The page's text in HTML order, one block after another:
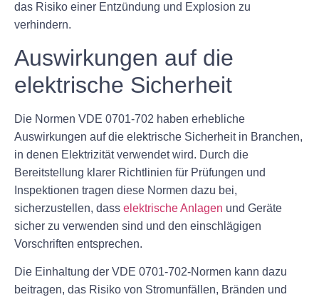
das Risiko einer Entzündung und Explosion zu
verhindern.
Auswirkungen auf die
elektrische Sicherheit
Die Normen VDE 0701-702 haben erhebliche
Auswirkungen auf die elektrische Sicherheit in Branchen,
in denen Elektrizität verwendet wird. Durch die
Bereitstellung klarer Richtlinien für Prüfungen und
Inspektionen tragen diese Normen dazu bei,
sicherzustellen, dass elektrische Anlagen und Geräte
sicher zu verwenden sind und den einschlägigen
Vorschriften entsprechen.
Die Einhaltung der VDE 0701-702-Normen kann dazu
beitragen, das Risiko von Stromunfällen, Bränden und